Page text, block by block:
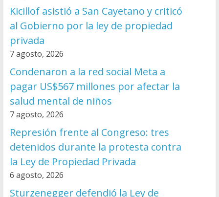
Kicillof asistió a San Cayetano y criticó
al Gobierno por la ley de propiedad
privada
7 agosto, 2026
Condenaron a la red social Meta a
pagar US$567 millones por afectar la
salud mental de niños
7 agosto, 2026
Represión frente al Congreso: tres
detenidos durante la protesta contra
la Ley de Propiedad Privada
6 agosto, 2026
Sturzenegger defendió la Ley de